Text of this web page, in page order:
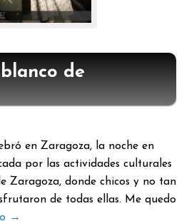
de
en Zaragoza, la noche en
por las actividades culturales
Zaragoza, donde chicos y no tan
de todas ellas. Me quedo
→